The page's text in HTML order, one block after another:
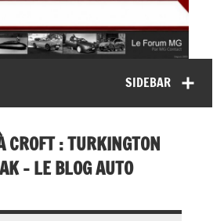
MG Contact
B, MG F, MG A, Midget…)SIDEBAR
CROFT : TURKINGTON
– LE BLOG AUTO